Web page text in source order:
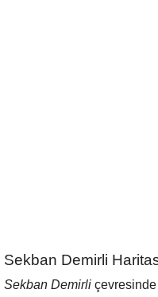
Sekban Demirli
Sekban Demirli